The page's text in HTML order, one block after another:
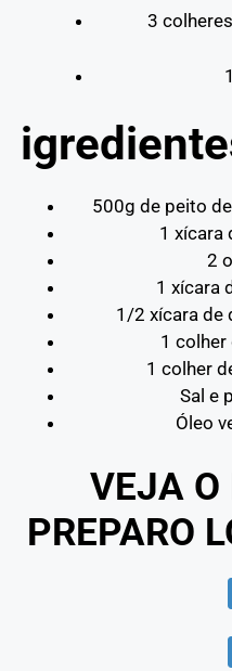
3
500g de peito
1 xícara
2
1 xícara
1/2 xícara de
1 colher
1 colher
Sal e
Óleo
VEJA O
PREPARO